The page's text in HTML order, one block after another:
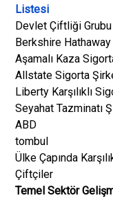
Listesi
Devlet Çiftliği Grubu
Berkshire
Aşamalı Kaza
Allstate Sigorta
Liberty Karşılıklı
Seyahat Tazminatı
ABD
tombul
Ülke Çapında
Çiftçiler
Temel Sektör